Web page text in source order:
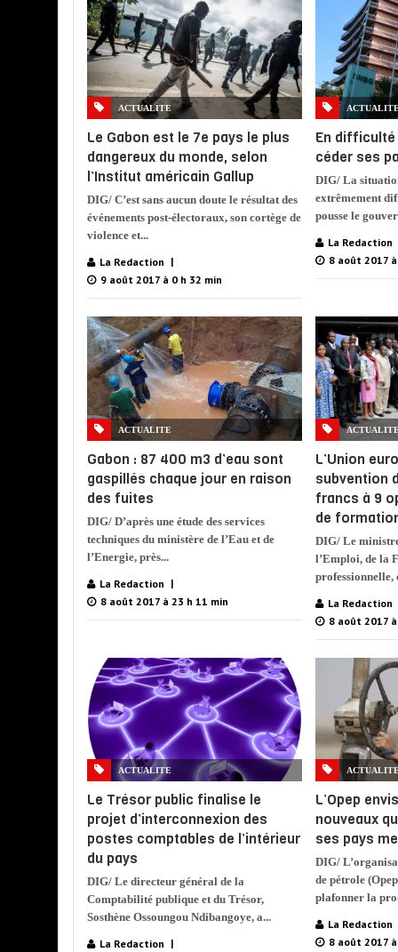
ACTUALITE
Le Gabon est le 7e pays le plus
dangereux du monde, selon
l’Institut américain Gallup
DIG/ C’est sans aucun doute le résultat des
événements post-électoraux, son cortège de
violence et...
La Redaction
9 août 2017 à 0 h 32 min
En difficulté
céder ses
DIG/ La
extrêmement
pousse le
La Redaction
8 août 2017
ACTUALITE
Gabon : 87 400 m3 d’eau sont
gaspillés chaque jour en raison
des fuites
DIG/ D’après une étude des services
techniques du ministère de l’Eau et de
l’Energie, près...
La Redaction
8 août 2017 à 23 h 11 min
L’Union
subvention
francs à 9
de
DIG/ Le
l’Emploi, de la
professionnelle,
La Redaction
8 août 2017
ACTUALITE
Le Trésor public finalise le
projet d’interconnexion des
postes comptables de l’intérieur
du pays
DIG/ Le directeur général de la
Comptabilité publique et du Trésor,
Sosthène Ossoungou Ndibangoye, a...
La Redaction
L’Opep
nouveaux
ses pays
DIG/
de pétrole
plafonner la
La Redaction
8 août 2017